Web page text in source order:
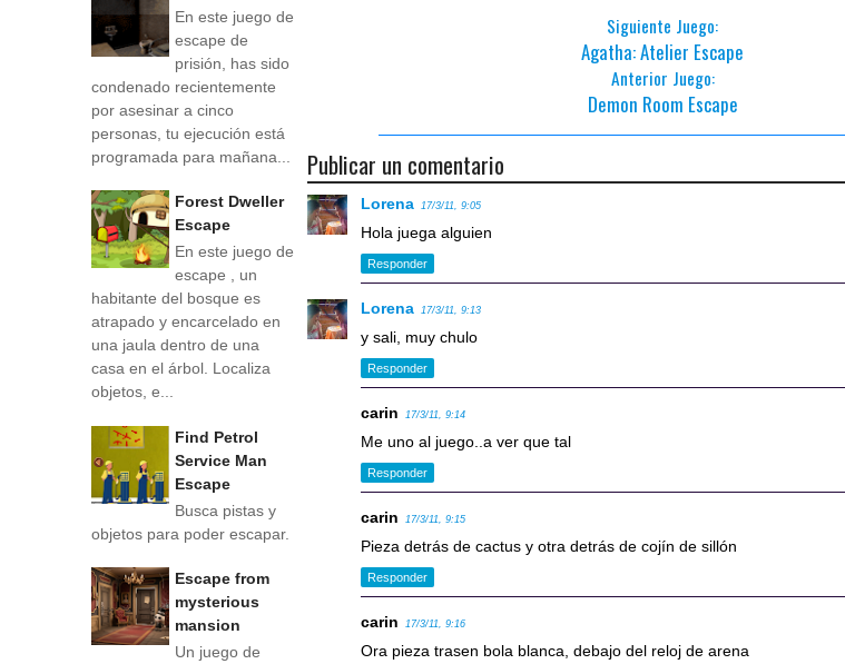
Siguiente Juego:
Agatha: Atelier Escape
Anterior Juego:
Demon Room Escape
Publicar un comentario
Lorena 17/3/11, 9:05
Hola juega alguien
Responder
Lorena 17/3/11, 9:13
y sali, muy chulo
Responder
carin 17/3/11, 9:14
Me uno al juego..a ver que tal
Responder
carin 17/3/11, 9:15
Pieza detrás de cactus y otra detrás de cojín de sillón
Responder
carin 17/3/11, 9:16
Ora pieza trasen bola blanca, debajo del reloj de arena
En este juego de
escape de
prisión, has sido
condenado recientemente
por asesinar a cinco
personas, tu ejecución está
programada para mañana...
Forest Dweller
Escape
En este juego de
escape , un
habitante del bosque es
atrapado y encarcelado en
una jaula dentro de una
casa en el árbol. Localiza
objetos, e...
Find Petrol
Service Man
Escape
Busca pistas y
objetos para poder escapar.
Escape from
mysterious
mansion
Un juego de